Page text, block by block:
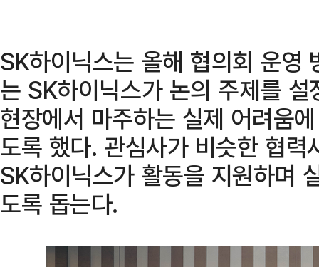
SK하이닉스는 올해 협의회 운영
는 SK하이닉스가 논의 주제를
현장에서 마주하는 실제 어려움
도록 했다. 관심사가 비슷한 협
SK하이닉스가 활동을 지원하며
도록 돕는다.